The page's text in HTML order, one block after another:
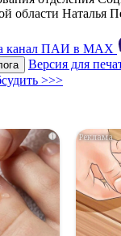
области Наталья
канал ПАИ в MAХ
Версия для
>>>
i